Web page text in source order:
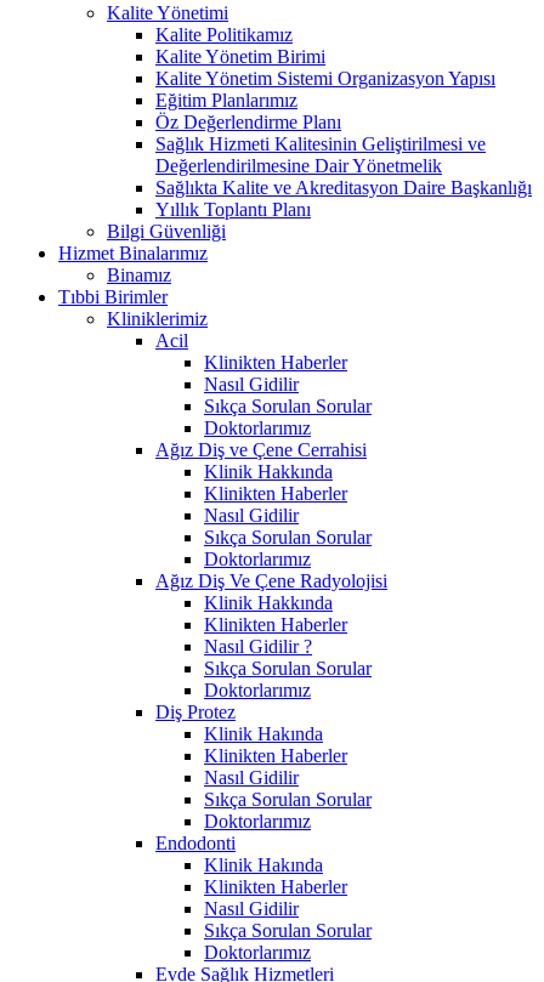
Kalite Yönetimi
Kalite Politikamız
Kalite Yönetim Birimi
Kalite Yönetim Sistemi Organizasyon Yapısı
Eğitim Planlarımız
Öz Değerlendirme Planı
Sağlık Hizmeti Kalitesinin Geliştirilmesi ve
Değerlendirilmesine Dair Yönetmelik
Sağlıkta Kalite ve Akreditasyon Daire Başkanlığı
Yıllık Toplantı Planı
Bilgi Güvenliği
Hizmet Binalarımız
Binamız
Tıbbi Birimler
Kliniklerimiz
Acil
Klinikten Haberler
Nasıl Gidilir
Sıkça Sorulan Sorular
Doktorlarımız
Ağız Diş ve Çene Cerrahisi
Klinik Hakkında
Klinikten Haberler
Nasıl Gidilir
Sıkça Sorulan Sorular
Doktorlarımız
Ağız Diş Ve Çene Radyolojisi
Klinik Hakkında
Klinikten Haberler
Nasıl Gidilir ?
Sıkça Sorulan Sorular
Doktorlarımız
Diş Protez
Klinik Hakında
Klinikten Haberler
Nasıl Gidilir
Sıkça Sorulan Sorular
Doktorlarımız
Endodonti
Klinik Hakında
Klinikten Haberler
Nasıl Gidilir
Sıkça Sorulan Sorular
Doktorlarımız
Evde Sağlık Hizmetleri